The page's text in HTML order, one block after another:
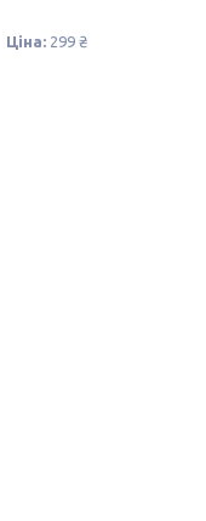
Ціна: 299 ₴